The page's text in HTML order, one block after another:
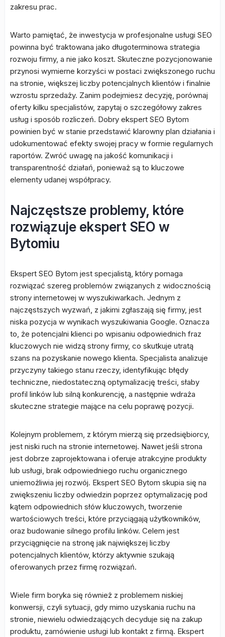
zakresu prac.
Warto pamiętać, że inwestycja w profesjonalne usługi SEO
powinna być traktowana jako długoterminowa strategia
rozwoju firmy, a nie jako koszt. Skuteczne pozycjonowanie
przynosi wymierne korzyści w postaci zwiększonego ruchu
na stronie, większej liczby potencjalnych klientów i finalnie
wzrostu sprzedaży. Zanim podejmiesz decyzję, porównaj
oferty kilku specjalistów, zapytaj o szczegółowy zakres
usług i sposób rozliczeń. Dobry ekspert SEO Bytom
powinien być w stanie przedstawić klarowny plan działania i
udokumentować efekty swojej pracy w formie regularnych
raportów. Zwróć uwagę na jakość komunikacji i
transparentność działań, ponieważ są to kluczowe
elementy udanej współpracy.
Najczęstsze problemy, które
rozwiązuje ekspert SEO w
Bytomiu
Ekspert SEO Bytom jest specjalistą, który pomaga
rozwiązać szereg problemów związanych z widocznością
strony internetowej w wyszukiwarkach. Jednym z
najczęstszych wyzwań, z jakimi zgłaszają się firmy, jest
niska pozycja w wynikach wyszukiwania Google. Oznacza
to, że potencjalni klienci po wpisaniu odpowiednich fraz
kluczowych nie widzą strony firmy, co skutkuje utratą
szans na pozyskanie nowego klienta. Specjalista analizuje
przyczyny takiego stanu rzeczy, identyfikując błędy
techniczne, niedostateczną optymalizację treści, słaby
profil linków lub silną konkurencję, a następnie wdraża
skuteczne strategie mające na celu poprawę pozycji.
Kolejnym problemem, z którym mierzą się przedsiębiorcy,
jest niski ruch na stronie internetowej. Nawet jeśli strona
jest dobrze zaprojektowana i oferuje atrakcyjne produkty
lub usługi, brak odpowiedniego ruchu organicznego
uniemożliwia jej rozwój. Ekspert SEO Bytom skupia się na
zwiększeniu liczby odwiedzin poprzez optymalizację pod
kątem odpowiednich słów kluczowych, tworzenie
wartościowych treści, które przyciągają użytkowników,
oraz budowanie silnego profilu linków. Celem jest
przyciągnięcie na stronę jak największej liczby
potencjalnych klientów, którzy aktywnie szukają
oferowanych przez firmę rozwiązań.
Wiele firm boryka się również z problemem niskiej
konwersji, czyli sytuacji, gdy mimo uzyskania ruchu na
stronie, niewielu odwiedzających decyduje się na zakup
produktu, zamówienie usługi lub kontakt z firmą. Ekspert